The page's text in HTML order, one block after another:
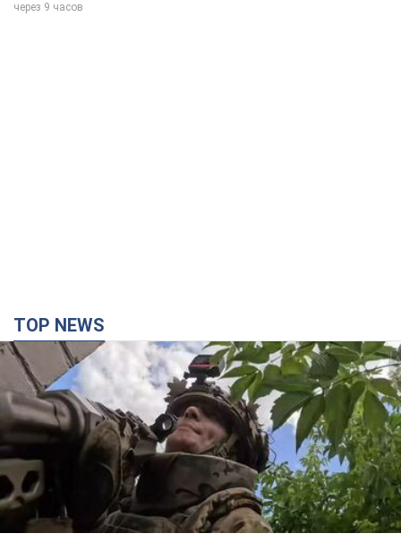
Третій армійський корпус створює для
російських окупантів на Лиманському напрямку
критичний дискомфорт: як це вдалося
Це зараз переростає у кризу для всього угруповання
3 часа назад 35,6 т.
"Працюємо, щоб отримати пакети з ракетами